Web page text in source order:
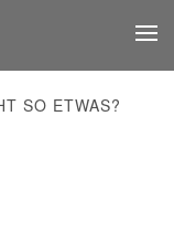
SO ETWAS?